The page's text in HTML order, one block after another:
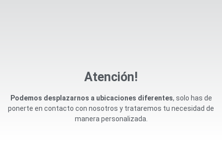
Atención!
Podemos desplazarnos a ubicaciones diferentes, solo has de
ponerte en contacto con nosotros y trataremos tu necesidad de
manera personalizada.